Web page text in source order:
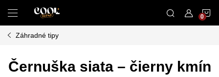
obsah
Záhradné tipy
Černuška siata – čierny kmín